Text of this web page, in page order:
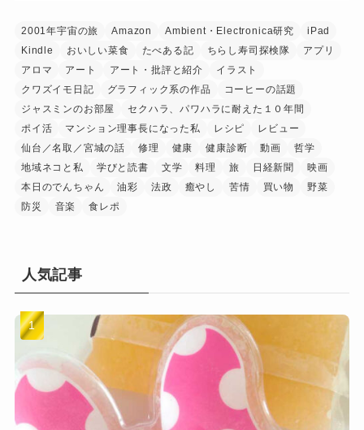
2001年宇宙の旅 Amazon Ambient・Electronica研究
iPad
Kindle
おいしい菜食 たべある記 ちらし寿司探検隊
アプリ
アロマ
アート アート・批評と紹介
イラスト
クワズイモ日記
グラフィック系の作品
コーヒーの話題
ジャスミンのお部屋
セクハラ、パワハラに耐えた１０年間
ポイ活
マンション理事長になった私 レシピ
レビュー
仙台／名取／宮城の話
修理 健康 健康診断 動画
哲学
地域ネコと私
学びと読書 文学 料理 旅 日経新聞
映画
本日のでんちゃん
油彩 法政 癒やし 苦情 買い物
野菜
防災
音楽 食レポ
人気記事